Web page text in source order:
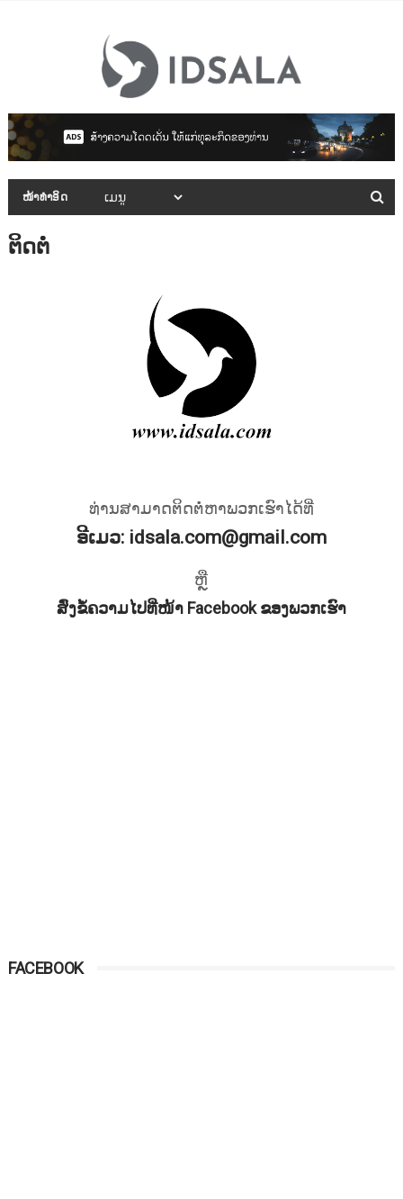
ໜ້າທຳອິດ
ຕິດຕໍ່
ທ່ານສາມາດຕິດຕໍ່ຫາພວກເຮົາໄດ້ທີ່
ອີເມວ:idsala.com@gmail.com
ຫຼື
ສົ່ງຂໍ້ຄວາມໄປທີ່ໜ້າ Facebook ຂອງພວກເຮົາ
FACEBOOK